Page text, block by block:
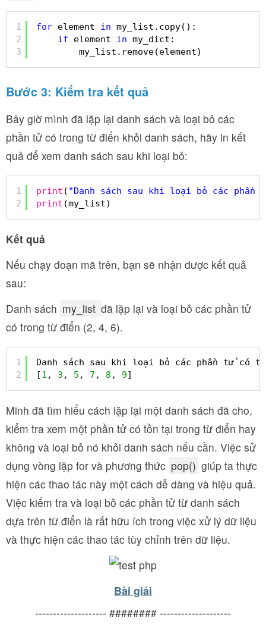
1
2
3
for element in my_list.copy():
if
element in my_dict:
my_list.remove(element)
Bước 3: Kiểm tra kết quả
Bây giờ mình đã lặp lại danh sách và loại bỏ các
phần tử có trong từ điển khỏi danh sách, hãy in kết
quả để xem danh sách sau khi loại bỏ:
1
2
print ( "Danh sách sau khi loại bỏ các
print (my_list)
Kết quả
Nếu chạy đoạn mã trên, bạn sẽ nhận được kết quả
sau:
Danh sách my_list đã lặp lại và loại bỏ các phần tử
có trong từ điển (2, 4, 6).
1
2
Danh sách sau khi loại bỏ các phần tử có
[1 , 3 , 5 , 7 , 8 , 9]
Minh đã tìm hiểu cách lặp lại một danh sách đã cho,
kiểm tra xem một phần tử có tồn tại trong từ điển hay
không và loại bỏ nó khỏi danh sách nếu cần. Việc sử
dụng vòng lặp for và phương thức pop() giúp ta thực
hiện các thao tác này một cách dễ dàng và hiệu quả.
Việc kiểm tra và loại bỏ các phần tử từ danh sách
dựa trên từ điển là rất hữu ích trong việc xử lý dữ liệu
và thực hiện các thao tác tùy chỉnh trên dữ liệu.
Bài giải
-------------------- ######## --------------------